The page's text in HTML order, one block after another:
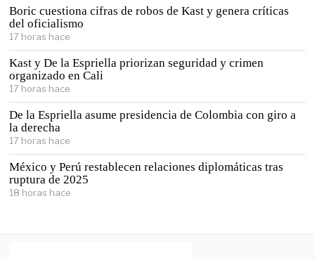
Boric cuestiona cifras de robos de Kast y genera críticas
del oficialismo
17 horas hace
Kast y De la Espriella priorizan seguridad y crimen
organizado en Cali
17 horas hace
De la Espriella asume presidencia de Colombia con giro a
la derecha
17 horas hace
México y Perú restablecen relaciones diplomáticas tras
ruptura de 2025
18 horas hace